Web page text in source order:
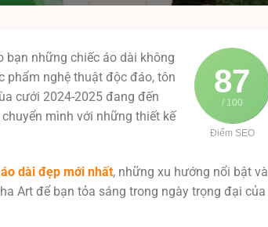
87
/ 100
Điểm SEO
bạn những chiếc áo dài không
phẩm nghệ thuật độc đáo, tôn
cưới 2024-2025 đang đến
mình với những thiết kế
dài đẹp mới nhất, những xu hướng nổi bật và
Art để bạn tỏa sáng trong ngày trọng đại của